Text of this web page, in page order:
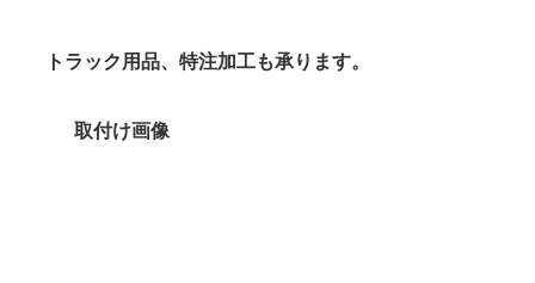
トラック用品、特注加工も承ります。
取付け画像